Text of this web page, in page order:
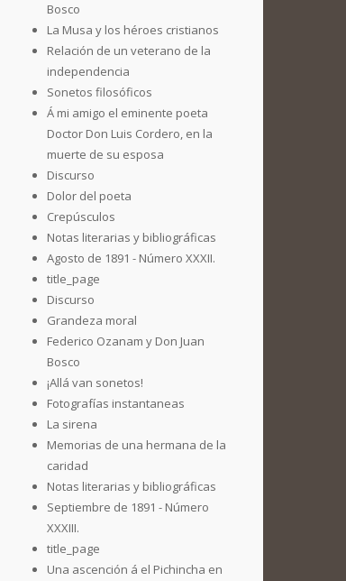
Bosco
La Musa y los héroes cristianos
Relación de un veterano de la
independencia
Sonetos filosóficos
Á mi amigo el eminente poeta
Doctor Don Luis Cordero, en la
muerte de su esposa
Discurso
Dolor del poeta
Crepúsculos
Notas literarias y bibliográficas
Agosto de 1891 - Número XXXII.
title_page
Discurso
Grandeza moral
Federico Ozanam y Don Juan
Bosco
¡Allá van sonetos!
Fotografías instantaneas
La sirena
Memorias de una hermana de la
caridad
Notas literarias y bibliográficas
Septiembre de 1891 - Número
XXXIII.
title_page
Una ascención á el Pichincha en